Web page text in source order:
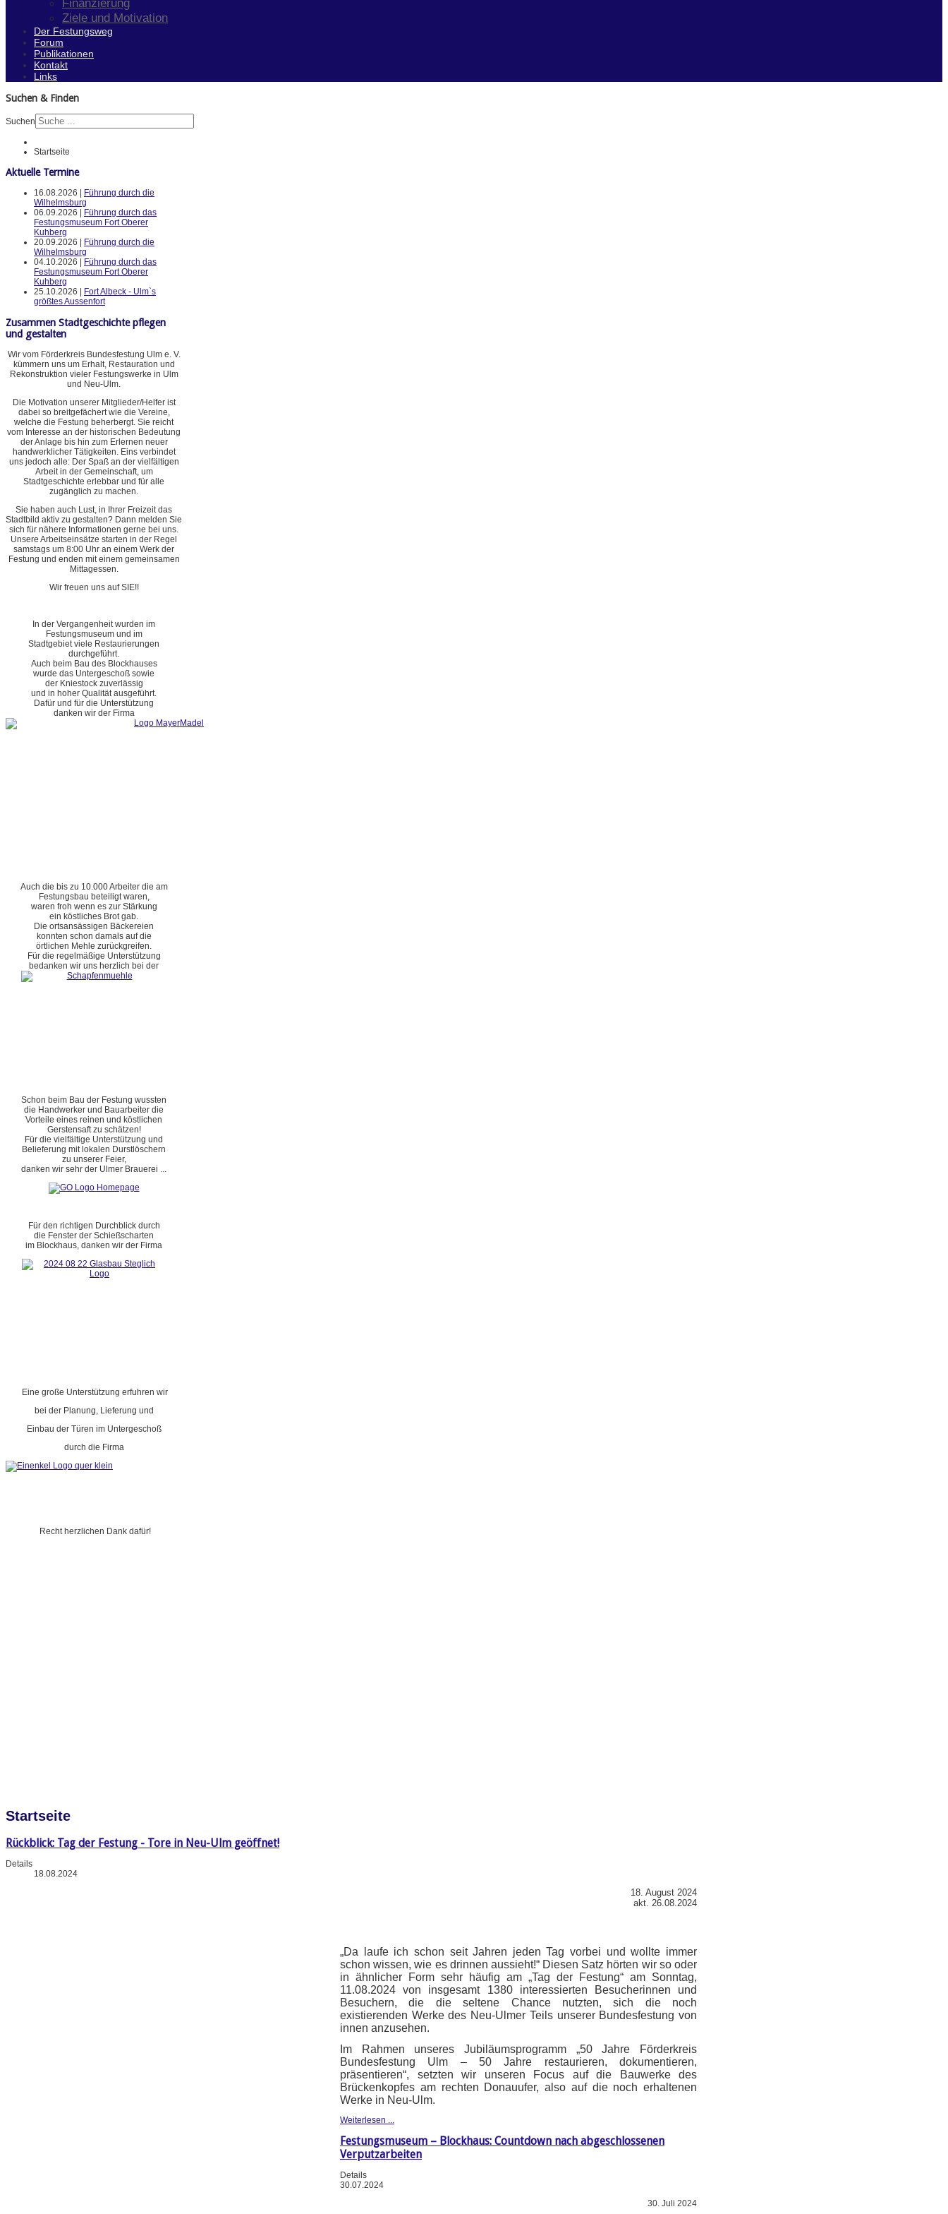
Finanzierung
Ziele und Motivation
Der Festungsweg
Forum
Publikationen
Kontakt
Links
Suchen & Finden
Suchen
Startseite
Aktuelle Termine
16.08.2026 |
Führung durch die
Wilhelmsburg
06.09.2026 |
Führung durch das
Festungsmuseum Fort Oberer
Kuhberg
20.09.2026 |
Führung durch die
Wilhelmsburg
04.10.2026 |
Führung durch das
Festungsmuseum Fort Oberer
Kuhberg
25.10.2026 |
Fort Albeck - Ulm`s
größtes Aussenfort
Zusammen Stadtgeschichte pflegen
und gestalten
Wir vom Förderkreis Bundesfestung Ulm e. V.
kümmern uns um Erhalt, Restauration und
Rekonstruktion vieler Festungswerke in Ulm
und Neu-Ulm.
Die Motivation unserer Mitglieder/Helfer ist
dabei so breitgefächert wie die Vereine,
welche die Festung beherbergt. Sie reicht
vom Interesse an der historischen Bedeutung
der Anlage bis hin zum Erlernen neuer
handwerklicher Tätigkeiten. Eins verbindet
uns jedoch alle: Der Spaß an der vielfältigen
Arbeit in der Gemeinschaft, um
Stadtgeschichte erlebbar und für alle
zugänglich zu machen.
Sie haben auch Lust, in Ihrer Freizeit das
Stadtbild aktiv zu gestalten? Dann melden Sie
sich für nähere Informationen gerne bei uns.
Unsere Arbeitseinsätze starten in der Regel
samstags um 8:00 Uhr an einem Werk der
Festung und enden mit einem gemeinsamen
Mittagessen.
Wir freuen uns auf SIE!!
In der Vergangenheit wurden im
Festungsmuseum und im
Stadtgebiet viele Restaurierungen
durchgeführt.
Auch beim Bau des Blockhauses
wurde das Untergeschoß sowie
der Kniestock zuverlässig
und in hoher Qualität ausgeführt.
Dafür und für die Unterstützung
danken wir der Firma
Auch die bis zu 10.000 Arbeiter die am
Festungsbau beteiligt waren,
waren froh wenn es zur Stärkung
ein köstliches Brot gab.
Die ortsansässigen Bäckereien
konnten schon damals auf die
örtlichen Mehle zurückgreifen.
Für die regelmäßige Unterstützung
bedanken wir uns herzlich bei der
Schon beim Bau der Festung wussten
die Handwerker und Bauarbeiter die
Vorteile eines reinen und köstlichen
Gerstensaft zu schätzen!
Für die vielfältige Unterstützung und
Belieferung mit lokalen Durstlöschern
zu unserer Feier,
danken wir sehr der Ulmer Brauerei ...
Für den richtigen Durchblick durch
die Fenster der Schießscharten
im Blockhaus, danken wir der Firma
Eine große Unterstützung erfuhren wir
bei der Planung, Lieferung und
Einbau der Türen im Untergeschoß
durch die Firma
Recht herzlichen Dank dafür!
Startseite
Rückblick: Tag der Festung - Tore in Neu-Ulm geöffnet!
Details
18.08.2024
18. August 2024
akt. 26.08.2024
„Da laufe ich schon seit Jahren jeden Tag vorbei und wollte immer
schon wissen, wie es drinnen aussieht!“ Diesen Satz hörten wir so oder
in ähnlicher Form sehr häufig am „Tag der Festung“ am Sonntag,
11.08.2024 von insgesamt 1380 interessierten Besucherinnen und
Besuchern, die die seltene Chance nutzten, sich die noch
existierenden Werke des Neu-Ulmer Teils unserer Bundesfestung von
innen anzusehen.
Im Rahmen unseres Jubiläumsprogramm „50 Jahre Förderkreis
Bundesfestung Ulm – 50 Jahre restaurieren, dokumentieren,
präsentieren“, setzten wir unseren Focus auf die Bauwerke des
Brückenkopfes am rechten Donauufer, also auf die noch erhaltenen
Werke in Neu-Ulm.
Weiterlesen ...
Festungsmuseum – Blockhaus: Countdown nach abgeschlossenen
Verputzarbeiten
Details
30.07.2024
30. Juli 2024